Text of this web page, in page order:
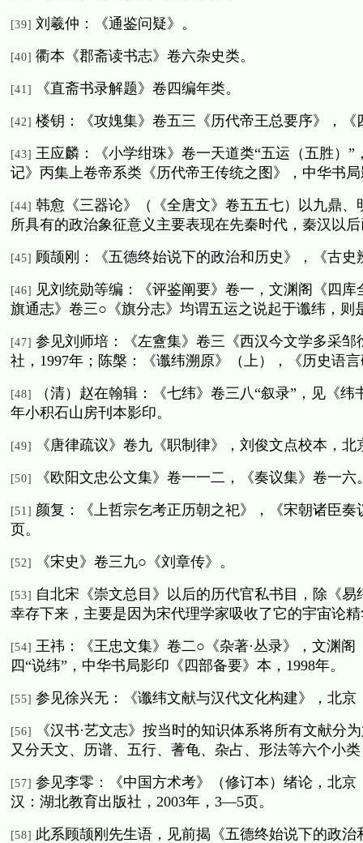
[39] 刘羲仲：《通鉴问疑》。
[40] 衢本《郡斋读书志》卷六杂史类。
[41] 《直斋书录解题》卷四编年类。
[42] 楼钥：《攻媿集》卷五三《历代帝王总要序》，《
[43] 王应麟：《小学绀珠》卷一天道类“五运（五胜）
记》丙集上卷帝系类《历代帝王传统之图》，中华书
[44] 韩愈《三器论》（《全唐文》卷五五七）以九鼎
所具有的政治象征意义主要表现在先秦时代，秦汉以
[45] 顾颉刚：《五德终始说下的政治和历史》，《古史
[46]
见刘统勋等编：《评鉴阐要》卷一，文渊阁《四
旗通志》卷三○《旗分志》均谓五运之说起于谶纬，则
[47] 参见刘师培：《左盦集》卷三《西汉今文学多采
社， 1997年；陈槃：《谶纬溯原》（上），《历史语
[48]
（清）赵在翰辑：《七纬》卷三八“叙录”，见《
年小积石山房刊本影印。
[49] 《唐律疏议》卷九《职制律》，刘俊文点校本，
[50] 《欧阳文忠公文集》卷一一二，《奏议集》卷一六
[51] 颜复：《上哲宗乞考正历朝之祀》，《宋朝诸臣
页。
[52] 《宋史》卷三九○《刘章传》。
[53] 自北宋《崇文总目》以后的历代官私书目，除《
幸存下来，主要是因为宋代理学家吸收了它的宇宙论
[54] 王祎：《王忠文集》卷二○《杂著·丛录》，文渊
四“说纬”，中华书局影印《四部备要》本， 1998年。
[55] 参见徐兴无：《谶纬文献与汉代文化构建》，北京
[56]
《汉书·艺文志》按当时的知识体系将所有文献
又分天文、历谱、五行、蓍龟、杂占、形法等六个小
[57] 参见李零：《中国方术考》（修订本）绪论，北京
汉：湖北教育出版社， 2003年， 3—5页。
[58] 此系顾颉刚先生语，见前揭《五德终始说下的政治